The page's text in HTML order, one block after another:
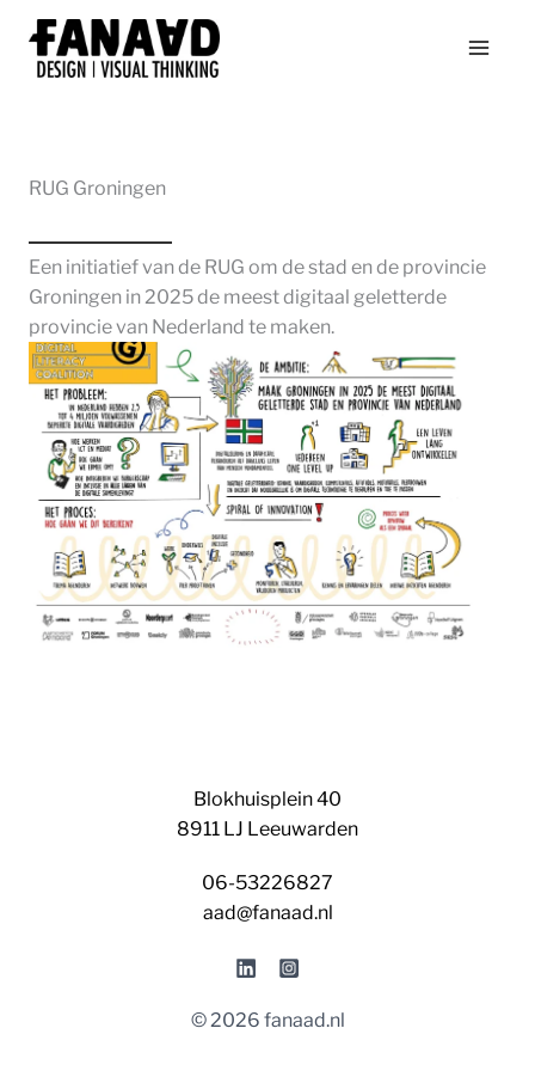
naar
RUG Groningen
Een initiatief van de RUG om de stad en de provincie
Groningen in 2025 de meest digitaal geletterde
provincie van Nederland te maken.
Blokhuisplein 40
8911 LJ Leeuwarden
06-53226827
aad@fanaad.nl
© 2026 fanaad.nl